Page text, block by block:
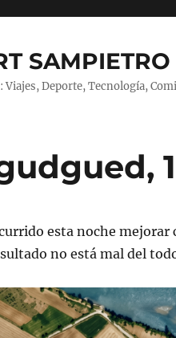
SAMPIETRO
Viajes, Deporte, Tecnología,
esta noche
no está mal del